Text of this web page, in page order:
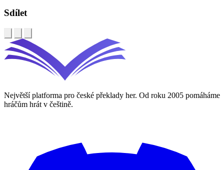
Sdílet
Největší platforma pro české překlady her. Od roku 2005 pomáháme
hráčům hrát v češtině.